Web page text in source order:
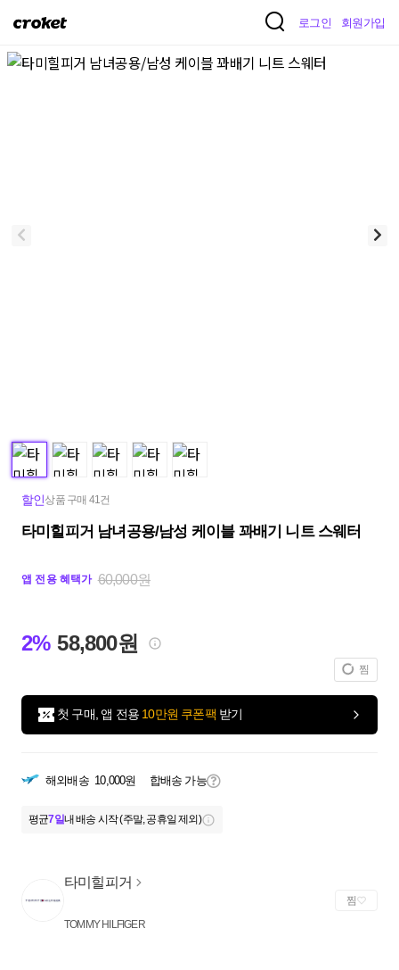
크
켓
로그인 회원가입
할인상품 구매 41건
타미힐피거 남녀공용/남성 케이블 꽈배기 니트 스웨터
앱 전용 혜택가 60,000원
2% 58,800원
찜
첫 구매, 앱 전용 10만원 쿠폰팩 받기
해외배송 10,000원 합배송 가능
평균7일내 배송 시작 (주말, 공휴일 제외)
타미힐피거
TOMMY HILFIGER
찜